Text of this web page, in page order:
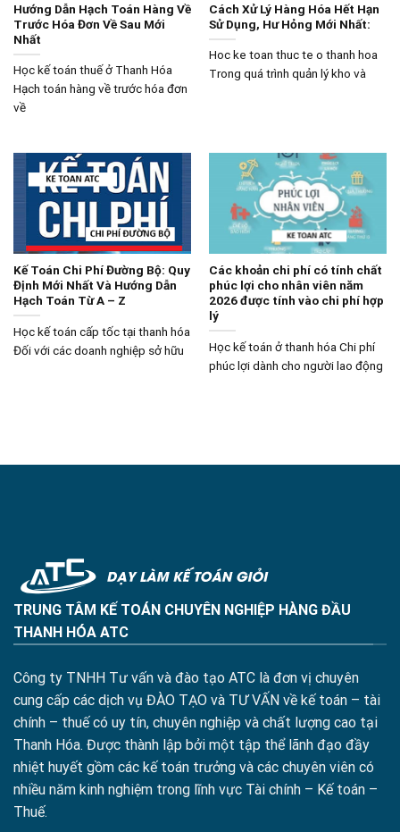
Hướng Dẫn Hạch Toán Hàng Về
Trước Hóa Đơn Về Sau Mới
Nhất
Học kế toán thuế ở Thanh Hóa
Hạch toán hàng về trước hóa đơn
về
Cách Xử Lý Hàng Hóa Hết Hạn
Sử Dụng, Hư Hỏng Mới Nhất:
Hoc ke toan thuc te o thanh hoa
Trong quá trình quản lý kho và
Kế Toán Chi Phí Đường Bộ: Quy
Định Mới Nhất Và Hướng Dẫn
Hạch Toán Từ A – Z
Học kế toán cấp tốc tại thanh hóa
Đối với các doanh nghiệp sở hữu
Các khoản chi phí có tính chất
phúc lợi cho nhân viên năm
2026 được tính vào chi phí hợp
lý
Học kế toán ở thanh hóa Chi phí
phúc lợi dành cho người lao động
TRUNG TÂM KẾ TOÁN CHUYÊN NGHIỆP HÀNG ĐẦU
THANH HÓA ATC
Công ty TNHH Tư vấn và đào tạo ATC là đơn vị chuyên
cung cấp các dịch vụ ĐÀO TẠO và TƯ VẤN về kế toán – tài
chính – thuế có uy tín, chuyên nghiệp và chất lượng cao tại
Thanh Hóa. Được thành lập bởi một tập thể lãnh đạo đầy
nhiệt huyết gồm các kế toán trưởng và các chuyên viên có
nhiều năm kinh nghiệm trong lĩnh vực Tài chính – Kế toán –
Thuế.